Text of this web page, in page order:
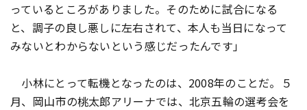
っているところがありました。そのために試合になる
と、調子の良し悪しに左右されて、本人も当日になって
みないとわからないという感じだったんです」
小林にとって転機となったのは、2008年のことだ。５
月、岡山市の桃太郎アリーナでは、北京五輪の選考会を